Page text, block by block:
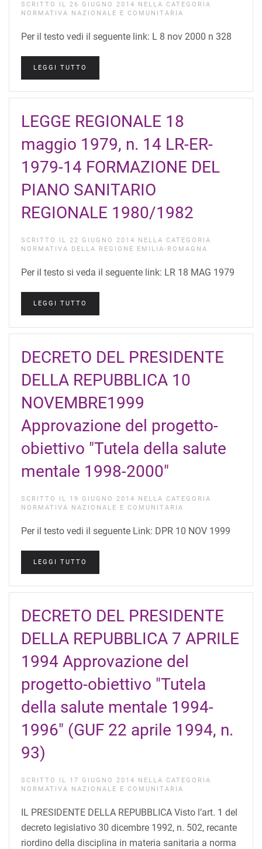
SCRITTO IL 26 GIUGNO 2014
NELLA CATEGORIA
NORMATIVA NAZIONALE E COMUNITARIA
Per il testo vedi il seguente link: L 8 nov 2000 n 328
LEGGI TUTTO
LEGGE REGIONALE 18
maggio 1979, n. 14 LR-ER-
1979-14 FORMAZIONE DEL
PIANO SANITARIO
REGIONALE 1980/1982
SCRITTO IL 22 GIUGNO 2014
NELLA CATEGORIA
NORMATIVA DELLA REGIONE EMILIA-ROMAGNA
Per il testo si veda il seguente link: LR 18 MAG 1979
LEGGI TUTTO
DECRETO DEL PRESIDENTE
DELLA REPUBBLICA 10
NOVEMBRE1999
Approvazione del progetto-
obiettivo "Tutela della salute
mentale 1998-2000"
SCRITTO IL 19 GIUGNO 2014
NELLA CATEGORIA
NORMATIVA NAZIONALE E COMUNITARIA
Per il testo vedi il seguente Link: DPR 10 NOV 1999
LEGGI TUTTO
DECRETO DEL PRESIDENTE
DELLA REPUBBLICA 7 APRILE
1994 Approvazione del
progetto-obiettivo "Tutela
della salute mentale 1994-
1996" (GUF 22 aprile 1994, n.
93)
SCRITTO IL 17 GIUGNO 2014
NELLA CATEGORIA
NORMATIVA NAZIONALE E COMUNITARIA
IL PRESIDENTE DELLA REPUBBLICA Visto l’art. 1 del
decreto legislativo 30 dicembre 1992, n. 502, recante
riordino della disciplina in materia sanitaria a norma